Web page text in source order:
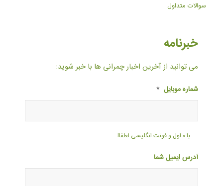
سوالات متداول
خبرنامه
می توانید از آخرین اخبار چمرانی ها با خبر شوید:
شماره موبایل *
با ۰ اول و فونت انگلیسی لطفا!
آدرس ایمیل شما